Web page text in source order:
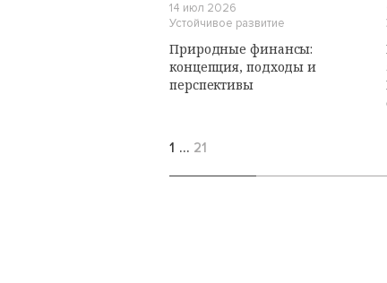
14 июл 2026
Устойчивое развитие
Природные финансы:
концепция, подходы и
перспективы
1 … 21